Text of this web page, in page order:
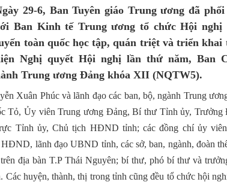
29-6, Ban Tuyên giáo Trung ương đã
Ban Kinh tế Trung ương tổ chức Hội nghị
toàn quốc học tập, quán triệt và triển khai
Nghị quyết Hội nghị lần thứ năm, Ban
Trung ương Đảng khóa XII (NQTW5).
Xuân Phúc và lãnh đạo các ban, bộ, ngành Trung
Tỏ, Ủy viên Trung ương Đảng, Bí thư Tỉnh ủy, Trưởng
Tỉnh ủy, Chủ tịch HĐND tỉnh; các đồng chí ủy
lãnh đạo UBND tỉnh, các sở, ban, ngành, đoàn
địa bàn T.P Thái Nguyên; bí thư, phó bí thư và
Các huyện, thành, thị trong tỉnh cũng đều tổ chức hội